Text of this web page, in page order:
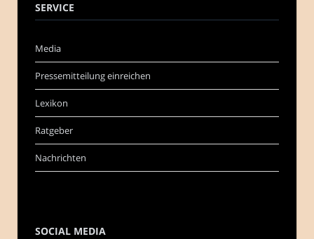
SERVICE
Media
Pressemitteilung einreichen
Lexikon
Ratgeber
Nachrichten
SOCIAL MEDIA